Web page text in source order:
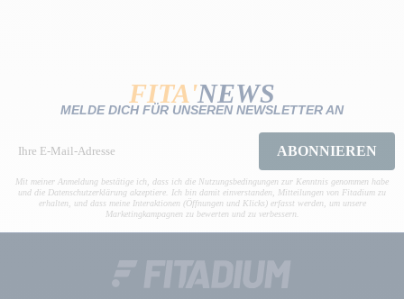
FITA'NEWS
MELDE DICH FÜR UNSEREN NEWSLETTER AN
ABONNIEREN
Mit meiner Anmeldung bestätige ich, dass ich die Nutzungsbedingungen zur Kenntnis genommen habe
und die Datenschutzerklärung akzeptiere. Ich bin damit einverstanden, Mitteilungen von Fitadium zu
erhalten, und dass meine Interaktionen (Öffnungen und Klicks) erfasst werden, um unsere
Marketingkampagnen zu bewerten und zu verbessern.